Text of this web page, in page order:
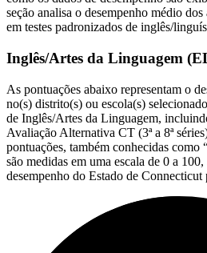
seção analisa o desempenho médio
em testes padronizados de inglês/
Inglês/Artes da Linguagem
As pontuações abaixo representam o
no(s) distrito(s) ou escola(s)
de Inglês/Artes da Linguagem,
Avaliação Alternativa CT (3ª a 8ª
pontuações, também conhecidas como
são medidas em uma escala de 0 a
desempenho do Estado de Connecticut